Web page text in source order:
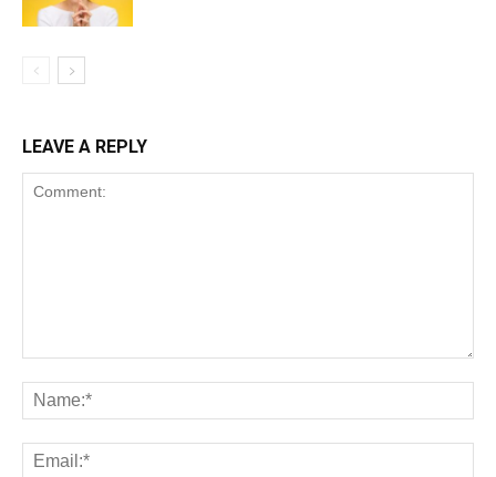
LEAVE A REPLY